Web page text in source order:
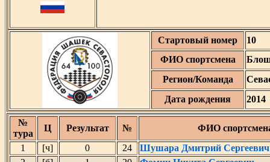
Стартовый номер
10
ФИО спортсмена
Регион/Команда
Дата рождения
2014
№
тура
Ц Результат №
ФИО
1
[ч] 0 24
Шушара Дмитрий Сергеевич